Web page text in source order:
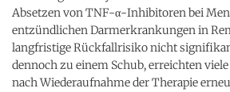
Absetzen von TNF-α-Inhibitoren bei
entzündlichen Darmerkrankungen in
langfristige Rückfallrisiko nicht
dennoch zu einem Schub, erreichten
nach Wiederaufnahme der Therapie